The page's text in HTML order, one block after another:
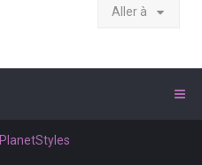
Aller à
PlanetStyles